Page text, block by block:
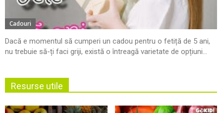
Cadouri
Dacă e momentul să cumperi un cadou pentru o fetiță de 5 ani,
nu trebuie să-ți faci griji, există o întreagă varietate de opțiuni...
Resurse utile